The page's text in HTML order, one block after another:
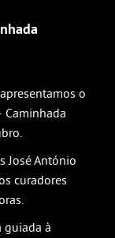
o
Caminhada
José António
curadores
guiada à